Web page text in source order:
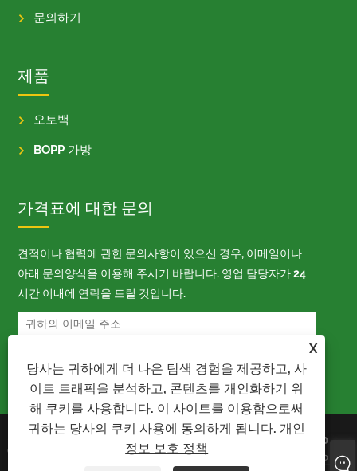
X
당사는 귀하에게 더 나은 탐색 경험을 제공하고, 사
이트 트래픽을 분석하고, 콘텐츠를 개인화하기 위
해 쿠키를 사용합니다. 이 사이트를 이용함으로써
귀하는 당사의 쿠키 사용에 동의하게 됩니다. 개인
정보 보호 정책
문의하기
제품
오토백
BOPP 가방
가격표에 대한 문의
견적이나 협력에 관한 문의사항이 있으신 경우, 이메일이나
아래 문의양식을 이용해 주시기 바랍니다. 영업 담당자가 24
시간 이내에 연락을 드릴 것입니다.
저작권 © 2023 Kaiyu Package Industry
Co.,Limited - 자동 가방, Bopp 가방, 자동
Links
Sitemap
개인 정